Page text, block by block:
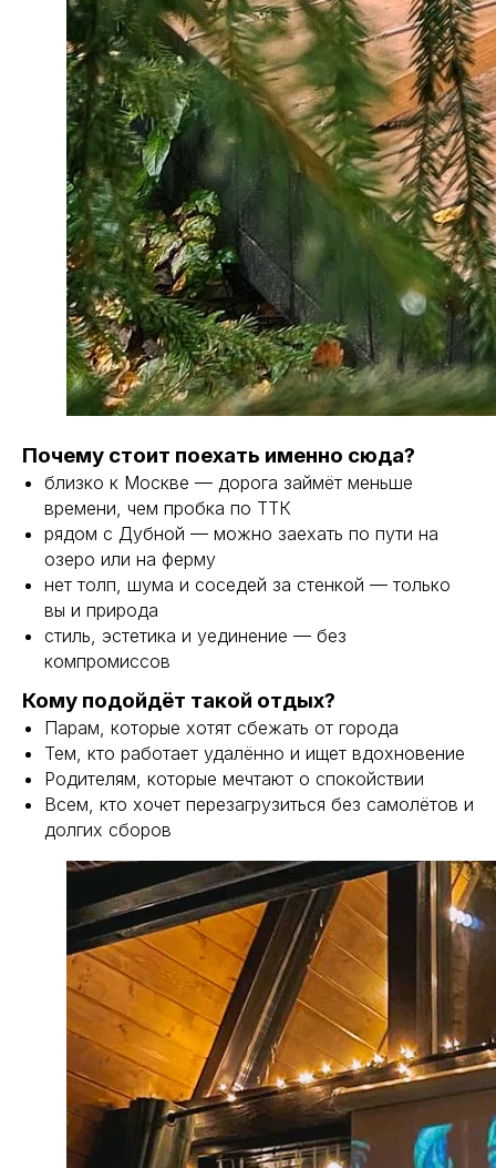
Почему стоит поехать именно сюда?
близко к Москве — дорога займёт меньше
времени, чем пробка по ТТК
рядом с Дубной — можно заехать по пути на
озеро или на ферму
нет толп, шума и соседей за стенкой — только
вы и природа
стиль, эстетика и уединение — без
компромиссов
Кому подойдёт такой отдых?
Парам, которые хотят сбежать от города
Тем, кто работает удалённо и ищет вдохновение
Родителям, которые мечтают о спокойствии
Всем, кто хочет перезагрузиться без самолётов и
долгих сборов
+7 929 978 48 31
Треугольный домик 45 кв.м
Треугольный домик с ванной у окна 55 кв.м
Барн с камином и ванной у окна
Все домики
Бронирование
Московская область, Талдомский район,
д. Платунино
Контакты
Частые вопросы
Правила проживания
Чем заняться
Подарочный сертификат
Отзывы
Информация
Домики
VKontakte
Макс
Написать в телеграм
Наш телеграм-канал